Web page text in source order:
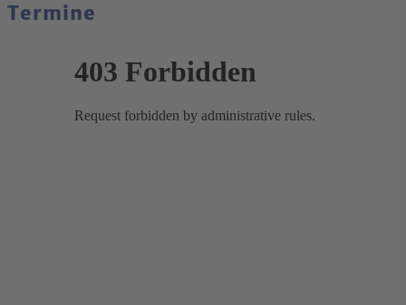
Termine